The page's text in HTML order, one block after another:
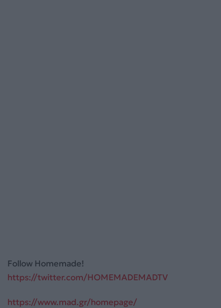
Follow Homemade!
https://twitter.com/HOMEMADEMADTV
https://www.mad.gr/homepage/